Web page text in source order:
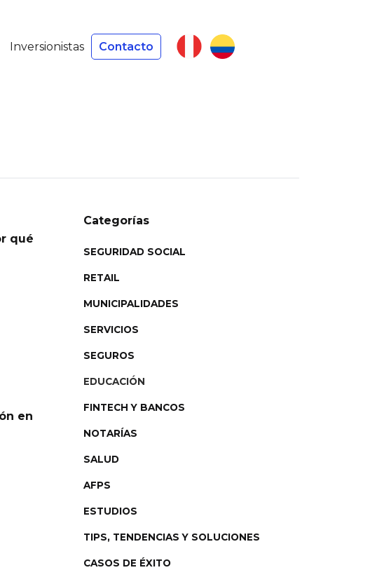
Inversionistas Contacto
qué
en
Categorías
SEGURIDAD SOCIAL
RETAIL
MUNICIPALIDADES
SERVICIOS
SEGUROS
EDUCACIÓN
FINTECH Y BANCOS
NOTARÍAS
SALUD
AFPS
ESTUDIOS
TIPS, TENDENCIAS Y SOLUCIONES
CASOS DE ÉXITO